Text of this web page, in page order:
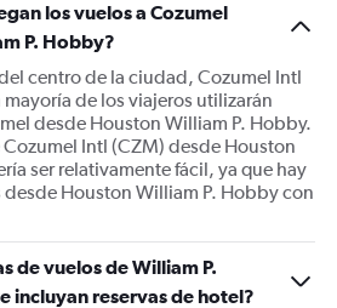
los vuelos a Cozumel
P. Hobby?
centro de la ciudad, Cozumel Intl
de los viajeros utilizarán
desde Houston William P. Hobby.
Cozumel Intl (CZM) desde Houston
ser relativamente fácil, ya que hay
Houston William P. Hobby con
de vuelos de William P.
incluyan reservas de hotel?